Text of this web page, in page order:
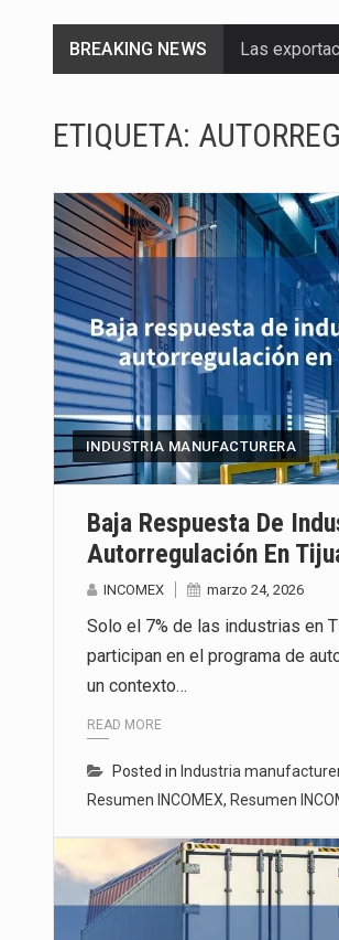
BREAKING NEWS Las
La Coalition
Solo el 17.8
Ante la
Los
La industria
La
El gobierno
ETIQUETA:
INDUSTRIA MANUFACTURERA
Baja Respuesta De
Autorregulación En
INCOMEX marzo 24, 2026
Solo el 7% de las industrias en
participan en el programa de
un contexto…
READ MORE
Posted in Industria
Resumen INCOMEX, Resumen